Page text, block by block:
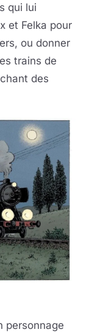
qui lui
et Felka pour
ou donner
trains de
des
personnage